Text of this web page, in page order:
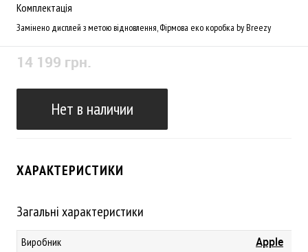
Комплектація
Замінено дисплей з метою відновлення, Фірмова еко коробка by Breezy
14 199 грн.
Нет в наличии
ХАРАКТЕРИСТИКИ
Загальні характеристики
Виробник Apple